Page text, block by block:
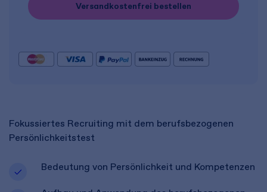
Fokussiertes Recruiting mit dem berufsbezogenen
Persönlichkeitstest​
Bedeutung von Persönlichkeit und Kompetenzen​
Versandkostenfrei bestellen